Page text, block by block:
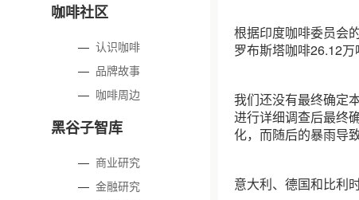
咖啡社区
—认识咖啡
— 品牌故事
— 咖啡周边
黑谷子智库
— 商业研究
—金融研究
根据印度咖啡委员会
罗布斯塔咖啡26.12万
我们还没有最终确定
进行详细调查后最终
化，而随后的暴雨导
意大利、德国和比利